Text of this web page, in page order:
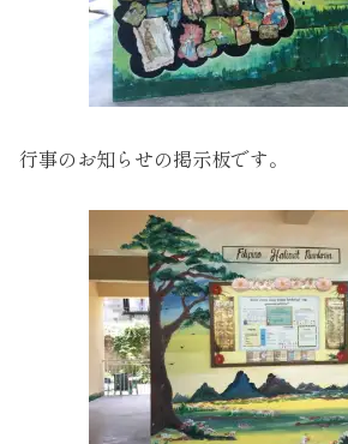
行事のお知らせの掲示板です。